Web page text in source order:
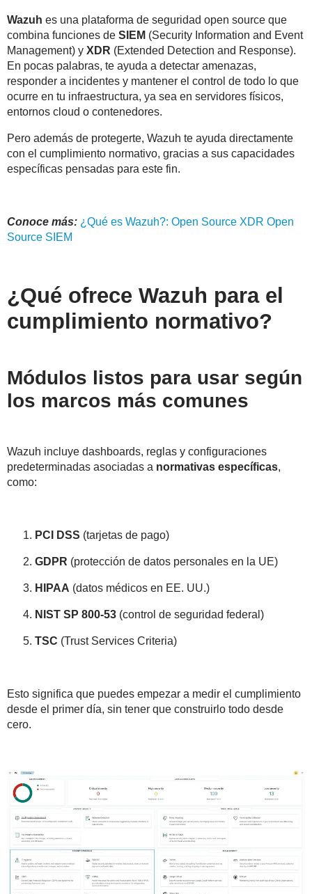
Wazuh es una plataforma de seguridad open source que
combina funciones de SIEM (Security Information and Event
Management) y XDR (Extended Detection and Response).
En pocas palabras, te ayuda a detectar amenazas,
responder a incidentes y mantener el control de todo lo que
ocurre en tu infraestructura, ya sea en servidores físicos,
entornos cloud o contenedores.
Pero además de protegerte, Wazuh te ayuda directamente
con el cumplimiento normativo, gracias a sus capacidades
específicas pensadas para este fin.
Conoce más: ¿ Qué es Wazuh?: Open Source XDR Open
Source SIEM
¿Qué ofrece Wazuh para el
cumplimiento normativo?
Módulos listos para usar según
los marcos más comunes
Wazuh incluye dashboards, reglas y configuraciones
predeterminadas asociadas a normativas específicas,
como:
PCI DSS (tarjetas de pago)
GDPR (protección de datos personales en la UE)
HIPAA (datos médicos en EE. UU.)
NIST SP 800-53 (control de seguridad federal)
TSC (Trust Services Criteria)
Esto significa que puedes empezar a medir el cumplimiento
desde el primer día, sin tener que construirlo todo desde
cero.